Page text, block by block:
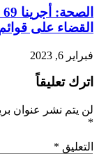
القضاء على قوائم
فبراير 6, 2023
اترك تعليقاً
لن يتم نشر عنوان
*
التعليق *